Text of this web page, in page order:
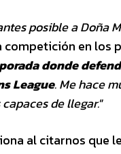
posible a Doña
competición en los
donde
League. Me hace
dellegar.”
al citarnos que le